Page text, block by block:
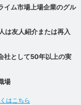
イム市場上場企業のグル
は友人紹介または再入
社として50年以上の実
場
はこちら